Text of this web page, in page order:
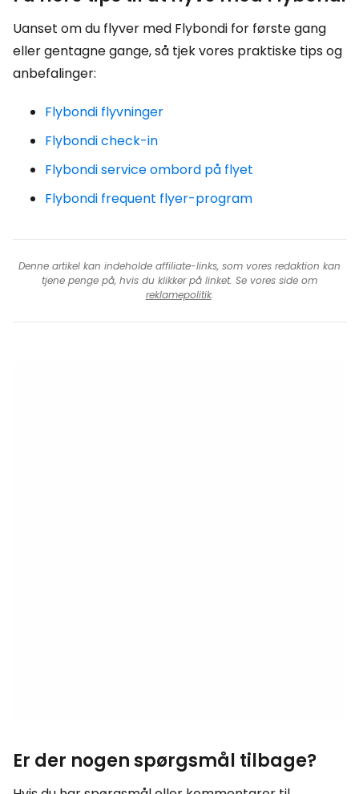
Uanset om du flyver med Flybondi for første gang
eller gentagne gange, så tjek vores praktiske tips og
anbefalinger:
Flybondi flyvninger
Flybondi check-in
Flybondi service ombord på flyet
Flybondi frequent flyer-program
Denne artikel kan indeholde affiliate-links, som vores redaktion kan
tjene penge på, hvis du klikker på linket. Se vores side om
reklamepolitik.
Er der nogen spørgsmål tilbage?